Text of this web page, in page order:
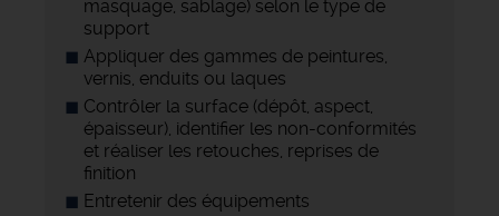
masquage, sablage) selon le type de
support
Appliquer des gammes de peintures,
vernis, enduits ou laques
Contrôler la surface (dépôt, aspect,
épaisseur), identifier les non-conformités
et réaliser les retouches, reprises de
finition
Entretenir des équipements